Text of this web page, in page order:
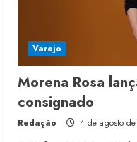
Varejo
Morena Rosa
consignado
Redação 4 de agosto